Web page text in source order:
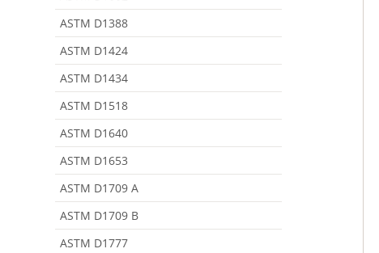
ASTM D1388
ASTM D1424
ASTM D1434
ASTM D1518
ASTM D1640
ASTM D1653
ASTM D1709 A
ASTM D1709 B
ASTM D1777